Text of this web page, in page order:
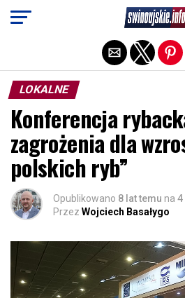
LOKALNE
Konferencja
zagrożenia dla
polskich ryb”
Opublikowano 8 lat temu na 4
Przez Wojciech Basałygo
Exit mobile